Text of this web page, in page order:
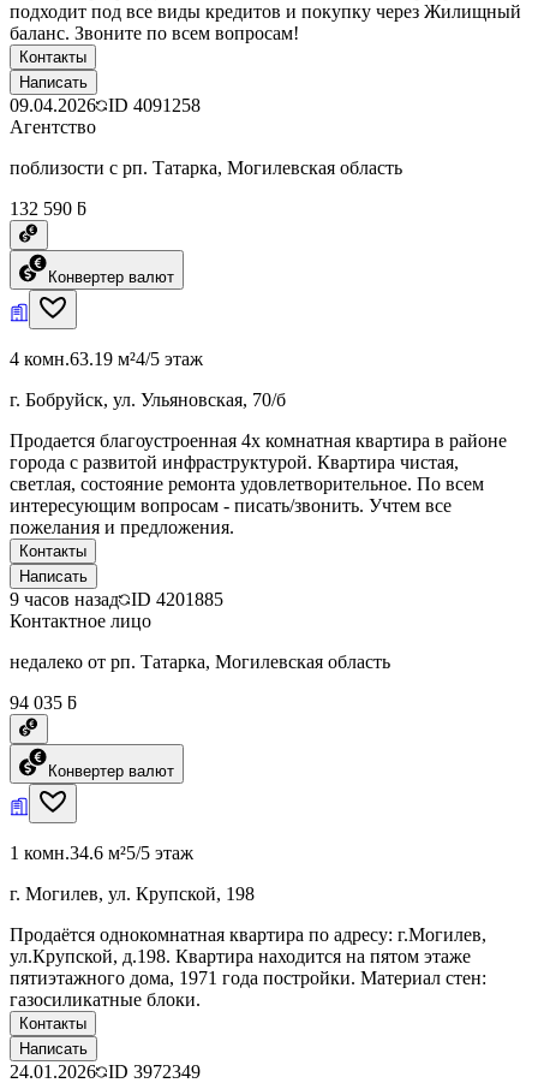
подходит под все виды кредитов и покупку через Жилищный
баланс. Звоните по всем вопросам!
Контакты
Написать
09.04.2026 ID 4091258
Агентство
поблизости с рп. Татарка, Могилевская область
132 590 ƃ
Конвертер валют
4 комн.63.19 м²4/5 этаж
г. Бобруйск, ул. Ульяновская, 70/б
Продается благоустроенная 4х комнатная квартира в районе
города с развитой инфраструктурой. Квартира чистая,
светлая, состояние ремонта удовлетворительное. По всем
интересующим вопросам - писать/звонить. Учтем все
пожелания и предложения.
Контакты
Написать
9 часов назад ID 4201885
Контактное лицо
недалеко от рп. Татарка, Могилевская область
94 035 ƃ
Конвертер валют
1 комн.34.6 м²5/5 этаж
г. Могилев, ул. Крупской, 198
Продаётся однокомнатная квартира по адресу: г.Могилев,
ул.Крупской, д.198. Квартира находится на пятом этаже
пятиэтажного дома, 1971 года постройки. Материал стен:
газосиликатные блоки.
Контакты
Написать
24.01.2026 ID 3972349